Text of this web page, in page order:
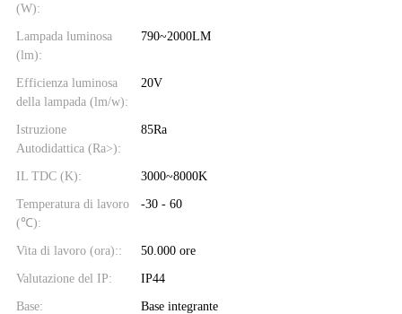
(W):
Lampada luminosa
(lm):
790~2000LM
Efficienza luminosa
della lampada (lm/w):
20V
Istruzione
Autodidattica (Ra>):
85Ra
IL TDC (K): 3000~8000K
Temperatura di lavoro
(℃):
-30 - 60
Vita di lavoro (ora):: 50.000 ore
Valutazione del IP: IP44
Base: Base integrante